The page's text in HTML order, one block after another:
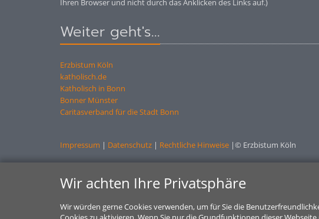
Ihren Browser und nicht durch das Anklicken des Links auf.)
Weiter geht's...
Erzbistum Köln
katholisch.de
Katholisch in Bonn
Bonner Münster
Caritasverband für die Stadt Bonn
Impressum | Datenschutz | Rechtliche Hinweise |© Erzbistum Köln
Wir achten Ihre Privatsphäre
Wir würden gerne Cookies verwenden, um für Sie die